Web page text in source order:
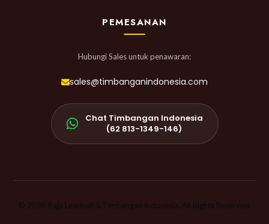
PEMESANAN
Hubungi Sales untuk penawaran:
sales@timbanganindonesia.com
Chat Timbangan Indonesia
(62 813-1349-146)
© 2026 Raja Loadcell & Timbangan Indonesia. All Rights Reserved.